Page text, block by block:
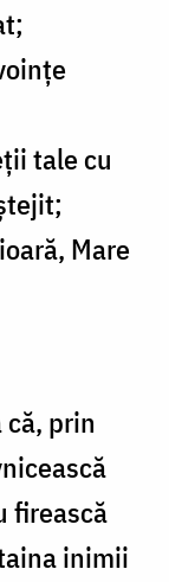
tale cu
Mare
prin
firească
inimii